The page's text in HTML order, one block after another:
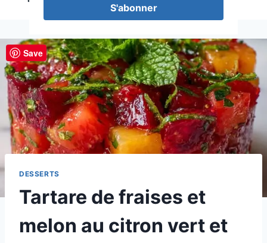
DESSERTS
Tartare de fraises et
melon au citron vert et
S'abonner
Save